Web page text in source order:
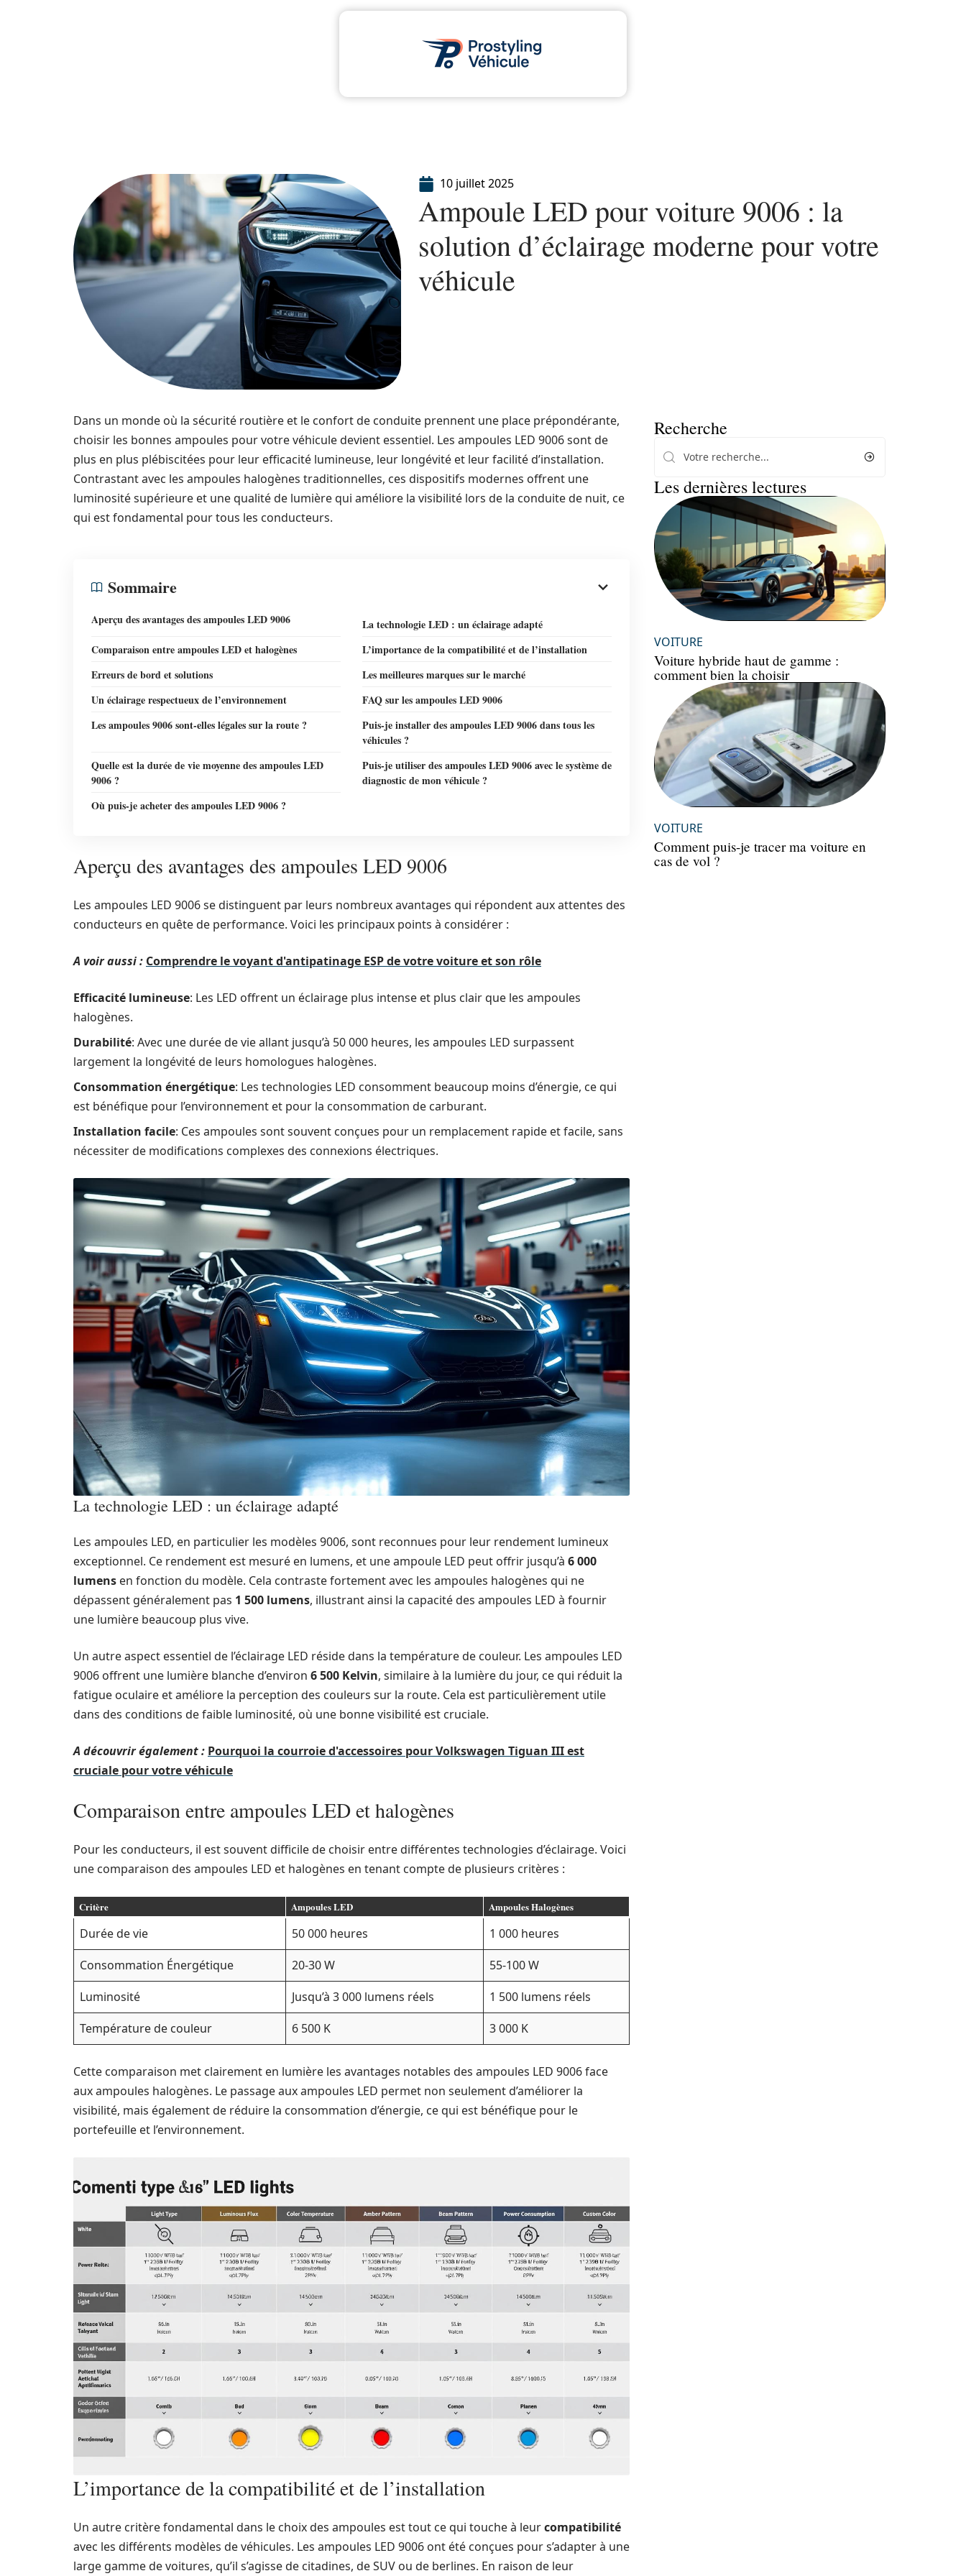
10 juillet 2025
Ampoule LED pour voiture 9006 : la
solution d’éclairage moderne pour votre
véhicule
Dans un monde où la sécurité routière et le confort de conduite prennent une place prépondérante,
choisir les bonnes ampoules pour votre véhicule devient essentiel. Les ampoules LED 9006 sont de
plus en plus plébiscitées pour leur efficacité lumineuse, leur longévité et leur facilité d’installation.
Contrastant avec les ampoules halogènes traditionnelles, ces dispositifs modernes offrent une
luminosité supérieure et une qualité de lumière qui améliore la visibilité lors de la conduite de nuit, ce
qui est fondamental pour tous les conducteurs.
Sommaire
Aperçu des avantages des ampoules LED 9006
La technologie LED : un éclairage adapté
Comparaison entre ampoules LED et halogènes
L’importance de la compatibilité et de l’installation
Erreurs de bord et solutions
Les meilleures marques sur le marché
Un éclairage respectueux de l’environnement
FAQ sur les ampoules LED 9006
Les ampoules 9006 sont-elles légales sur la route ?
Puis-je installer des ampoules LED 9006 dans tous les
véhicules ?
Quelle est la durée de vie moyenne des ampoules LED
9006 ?
Puis-je utiliser des ampoules LED 9006 avec le système de
diagnostic de mon véhicule ?
Où puis-je acheter des ampoules LED 9006 ?
Aperçu des avantages des ampoules LED 9006
Les ampoules LED 9006 se distinguent par leurs nombreux avantages qui répondent aux attentes des
conducteurs en quête de performance. Voici les principaux points à considérer :
A voir aussi : Comprendre le voyant d'antipatinage ESP de votre voiture et son rôle
Efficacité lumineuse: Les LED offrent un éclairage plus intense et plus clair que les ampoules
halogènes.
Durabilité: Avec une durée de vie allant jusqu’à 50 000 heures, les ampoules LED surpassent
largement la longévité de leurs homologues halogènes.
Consommation énergétique: Les technologies LED consomment beaucoup moins d’énergie, ce qui
est bénéfique pour l’environnement et pour la consommation de carburant.
Installation facile: Ces ampoules sont souvent conçues pour un remplacement rapide et facile, sans
nécessiter de modifications complexes des connexions électriques.
La technologie LED : un éclairage adapté
Les ampoules LED, en particulier les modèles 9006, sont reconnues pour leur rendement lumineux
exceptionnel. Ce rendement est mesuré en lumens, et une ampoule LED peut offrir jusqu’à 6 000
lumens en fonction du modèle. Cela contraste fortement avec les ampoules halogènes qui ne
dépassent généralement pas 1 500 lumens, illustrant ainsi la capacité des ampoules LED à fournir
une lumière beaucoup plus vive.
Un autre aspect essentiel de l’éclairage LED réside dans la température de couleur. Les ampoules LED
9006 offrent une lumière blanche d’environ 6 500 Kelvin, similaire à la lumière du jour, ce qui réduit la
fatigue oculaire et améliore la perception des couleurs sur la route. Cela est particulièrement utile
dans des conditions de faible luminosité, où une bonne visibilité est cruciale.
A découvrir également : Pourquoi la courroie d'accessoires pour Volkswagen Tiguan III est
cruciale pour votre véhicule
Comparaison entre ampoules LED et halogènes
Pour les conducteurs, il est souvent difficile de choisir entre différentes technologies d’éclairage. Voici
une comparaison des ampoules LED et halogènes en tenant compte de plusieurs critères :
Critère Ampoules LED Ampoules Halogènes
Durée de vie 50 000 heures
1 000 heures
Consommation Énergétique
20-30 W
55-100 W
Luminosité
Jusqu’à 3 000 lumens réels
1 500 lumens réels
Température de couleur
6 500 K 3 000 K
Cette comparaison met clairement en lumière les avantages notables des ampoules LED 9006 face
aux ampoules halogènes. Le passage aux ampoules LED permet non seulement d’améliorer la
visibilité, mais également de réduire la consommation d’énergie, ce qui est bénéfique pour le
portefeuille et l’environnement.
L’importance de la compatibilité et de l’installation
Un autre critère fondamental dans le choix des ampoules est tout ce qui touche à leurcompatibilité
avec les différents modèles de véhicules. Les ampoules LED 9006 ont été conçues pour s’adapter à une
large gamme de voitures, qu’il s’agisse de citadines, de SUV ou de berlines. En raison de leur
Recherche
Les dernières lectures
VOITURE
Voiture hybride haut de gamme :
comment bien la choisir
VOITURE
Comment puis-je tracer ma voiture en
cas de vol ?